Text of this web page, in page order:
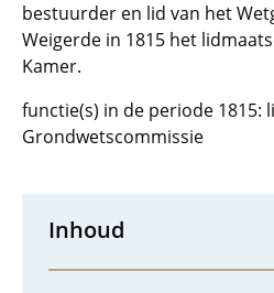
bestuurder en lid van het
Weigerde in 1815 het
Kamer.
functie(s) in de periode 1815:
Grondwetscommissie
Inhoud